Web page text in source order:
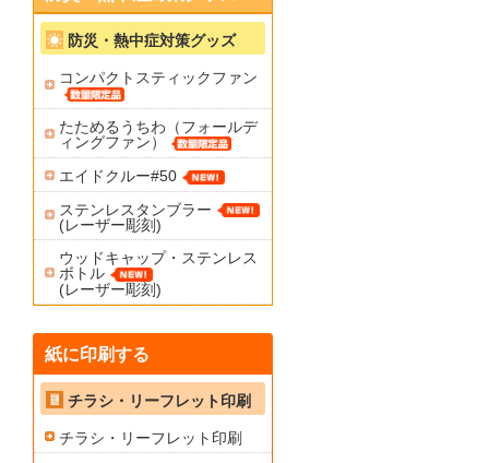
防災・熱中症対策グッズ
コンパクトスティックファン
たためるうちわ（フォールデ
ィングファン）
エイドクルー#50
ステンレスタンブラー
(レーザー彫刻)
ウッドキャップ・ステンレス
ボトル
(レーザー彫刻)
紙に印刷する
チラシ・リーフレット印刷
チラシ・リーフレット印刷